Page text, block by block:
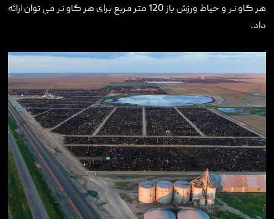
هر گاو نر و حیاط ورزش باز 120 متر مربع برای هر گاو نر می توان ارائه
داد.